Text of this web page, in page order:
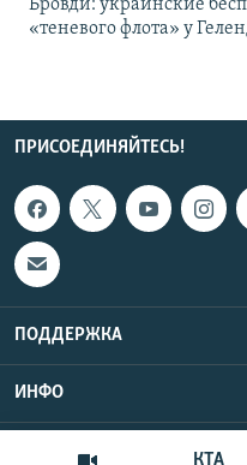
КТА
Бровди: украинские
«теневого флота» у
ПРИСОЕДИНЯЙТЕСЬ!
ПОДДЕРЖКА
ИНФО
Copyright
UTC+3